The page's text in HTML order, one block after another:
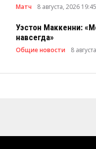
Матч 8 августа, 2026 19:45
Уэстон Маккенни:
навсегда»
Общие новости 8